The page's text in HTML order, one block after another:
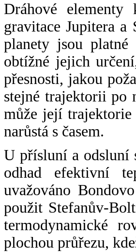
Dráhové elementy
gravitace Jupitera a
planety jsou
obtížné jejich
přesnosti, jakou
stejné trajektorii po
může její trajektorie
narůstá s časem.
U přísluní a odsluní
odhad efektivní
uvažováno
použit Stefanův-
termodynamické
plochou průřezu,